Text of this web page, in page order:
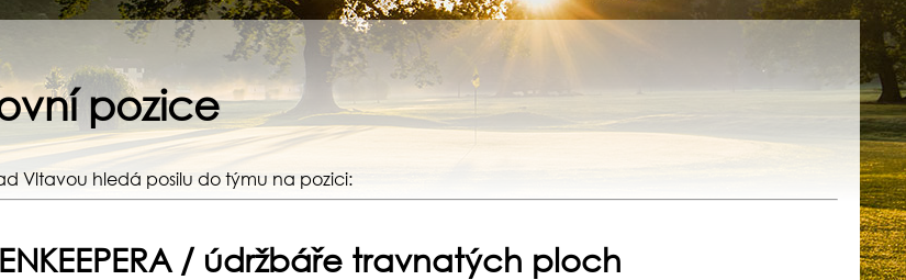
pozice
Vltavou hledá posilu do týmu na pozici:
/ údržbáře travnatých ploch